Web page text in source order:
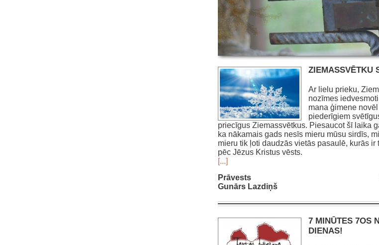
ZIEMASSVĒTKU
Ar lielu prieku,
nozīmes
mana ģimene
piederīgiem
priecīgus Ziemassvētkus. Piesaucot šī laika
ka nākamais gads nesīs mieru mūsu sirdīs,
mieru tik ļoti daudzās vietās pasaulē, kurās
pēc Jēzus Kristus vēsts.
[...]
Prāvests
Gunārs Lazdiņš
7 MINŪTES 7OS
DIENAS!